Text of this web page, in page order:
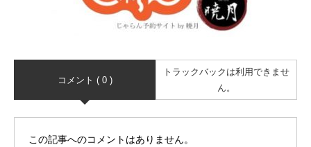
コメント ( 0 )
トラックバックは利用できませ
ん。
この記事へのコメントはありません。